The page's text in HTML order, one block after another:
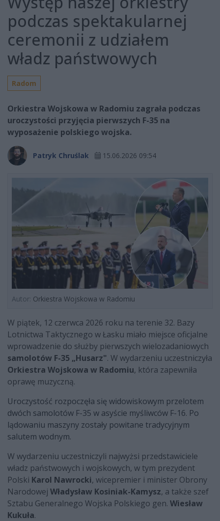
podczas spektakularnej
ceremonii z udziałem
władz państwowych
Radom
Orkiestra Wojskowa w Radomiu zagrała podczas
uroczystości przyjęcia pierwszych F-35 na
wyposażenie polskiego wojska.
Patryk Chruślak 15.06.2026 09:54
Autor: Orkiestra Wojskowa w Radomiu
W piątek, 12 czerwca 2026 roku na terenie 32. Bazy
Lotnictwa Taktycznego w Łasku miało miejsce oficjalne
wprowadzenie do służby pierwszych wielozadaniowych
samolotów F-35 „Husarz". W wydarzeniu uczestniczyła
Orkiestra Wojskowa w Radomiu, która zapewniła
oprawę muzyczną.
Uroczystość rozpoczęła się widowiskowym przelotem
dwóch samolotów F-35 w asyście myśliwców F-16. Po
lądowaniu maszyny zostały powitane tradycyjnym
salutem wodnym.
W wydarzeniu uczestniczyli najwyżsi przedstawiciele
władz państwowych i wojskowych, w tym prezydent
Polski Karol Nawrocki, wicepremier i minister Obrony
Narodowej Władysław Kosiniak-Kamysz, a także szef
Sztabu Generalnego Wojska Polskiego gen. Wiesław
Kukuła.